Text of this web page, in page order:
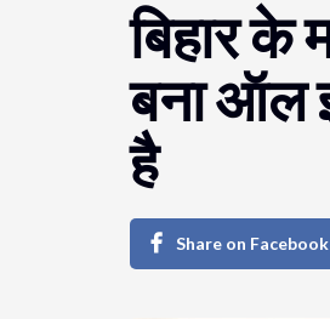
बिहार के
बना ऑल
है
Share on Facebook